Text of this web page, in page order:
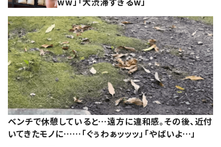
ベンチで休憩していると…遠方に違和感。その後、近付
いてきたモノに……「ぐぅわぁッッッ」「やばいよ…」